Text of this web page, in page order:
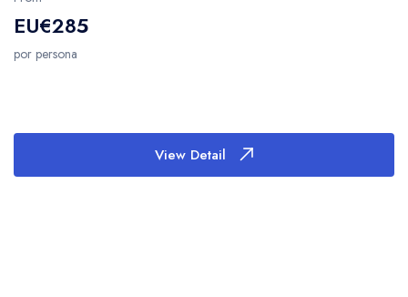
EU€285
por persona
View Detail